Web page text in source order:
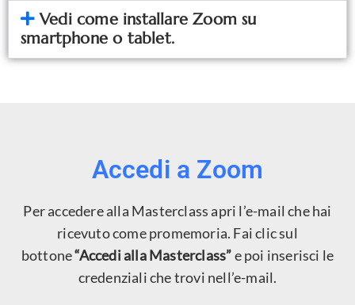
Vedi come installare Zoom su
smartphone o tablet.
Accedi a Zoom
Per accedere alla Masterclass apri l’e-mail che hai
ricevuto come promemoria. Fai clic sul
bottone“Accedi alla Masterclass”e poi inserisci le
credenziali che trovi nell’e-mail.